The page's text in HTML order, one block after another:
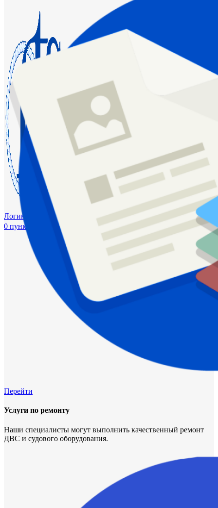
Логин / Регистрация
0 пунктов ₽
Перейти
Услуги по ремонту
Наши специалисты могут выполнить качественный ремонт
ДВС и судового оборудования.